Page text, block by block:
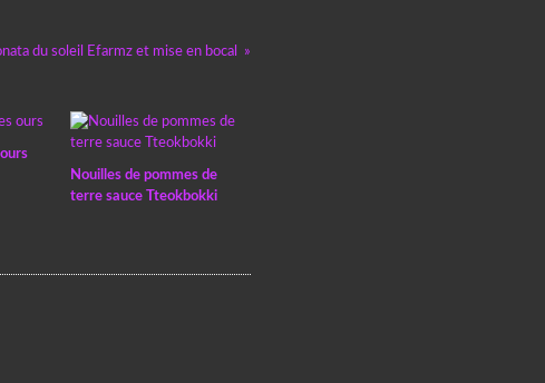
du soleil Efarmz et mise en bocal
Nouilles de pommes de
terre sauce Tteokbokki